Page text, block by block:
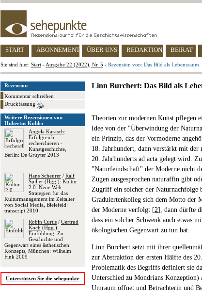
START ABONNEMENT ÜBER UNS REDAKTION BEIRAT
Sie sind hier: Start - Ausgabe 22 (2022), Nr. 5 - Rezension von: Das Bild als Lebensraum
Rezension
Kommentar schreiben
Druckfassung
Weitere Rezensionen von
Hubertus Kohle:
Angela Karasch:
Erfolgreich
recherchieren -
Kunstgeschichte,
Berlin: De Gruyter 2013
Hans Scheurer / Ralf
Spiller (Hgg.): Kultur
2.0. Neue Web-
Strategien für das
Kulturmanagement im Zeitalter
von Social Media, Bielefeld:
transcript 2010
Robin Curtis / Gertrud
Koch (Hgg.):
Einfühlung. Zu
Geschichte und
Gegenwart eines ästhetischen
Konzepts, München: Wilhelm
Fink 2009
Unterstützen Sie die sehepunkte
Linn Burchert: Das Bild als
Theorien zur modernen Kunst pflegen
Idee von der "Überwindung der
ein Prinzip, das der Vormoderne
18. Jahrhundert, dann verstärkt mit der
20. Jahrhunderts ad acta gelegt wird.
"Naturfeindschaft" der Moderne nicht
Zügen ausgesprochen naturaffin gibt
Zugriff ein solcher der Naturnachfolge
Graduiertenkolleg sich dem Motto der
der Moderne verfolgt [2], dann dürfte
dass ein solcher Schwenk auch etwas
ökologischen Gegenwart zu tun hat.
Linn Burchert setzt mit ihrer
zur Abstraktion der ersten Hälfte des
Problematik des Begriffs definiert sie
Unterschied zu Mondrians
Umraum öffnet und Betrachterin und